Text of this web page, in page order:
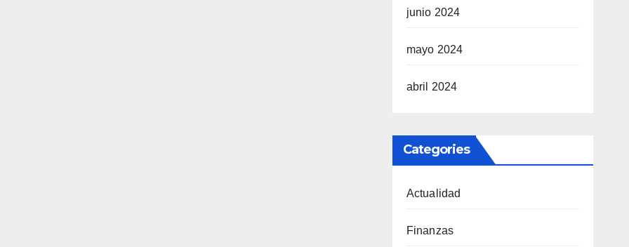
junio 2024
mayo 2024
abril 2024
Categories
Actualidad
Finanzas